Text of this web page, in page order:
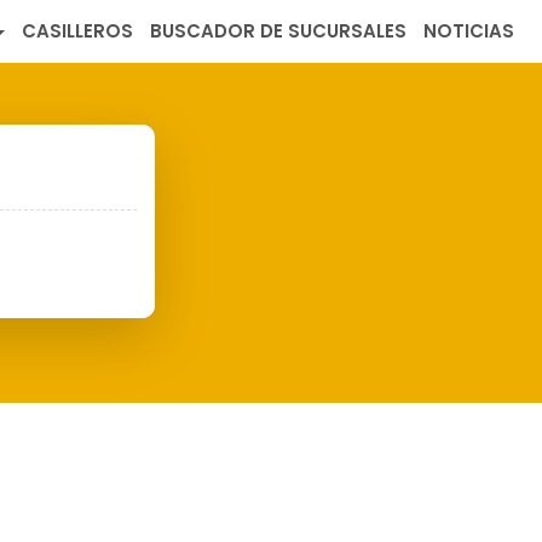
CASILLEROS BUSCADOR DE SUCURSALES NOTICIAS